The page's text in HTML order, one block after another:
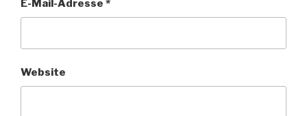
E-Mail-Adresse *
Website